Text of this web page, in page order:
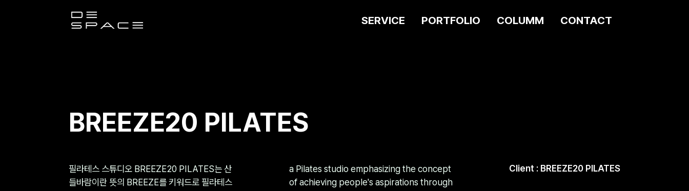
SERVICE PORTFOLIO COLUMM CONTACT
BREEZE20 PILATES
필라테스 스튜디오 BREEZE20 PILATES는 산
들바람이란 뜻의 BREEZE를 키워드로 필라테스
a Pilates studio emphasizing the concept
of achieving people's aspirations through
Client : BREEZE20 PILATES